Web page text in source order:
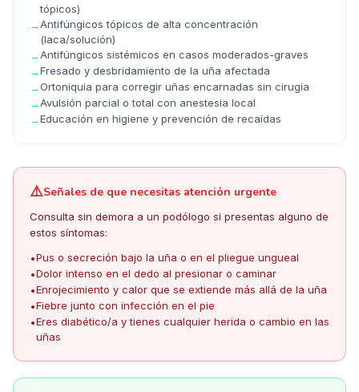
tópicos)
→Antifúngicos tópicos de alta concentración
(laca/solución)
→Antifúngicos sistémicos en casos moderados-graves
→Fresado y desbridamiento de la uña afectada
→Ortoniquia para corregir uñas encarnadas sin cirugía
→Avulsión parcial o total con anestesia local
→Educación en higiene y prevención de recaídas
⚠️Señales de que necesitas atención urgente
Consulta sin demora a un podólogo si presentas alguno de
estos síntomas:
•Pus o secreción bajo la uña o en el pliegue ungueal
•Dolor intenso en el dedo al presionar o caminar
•Enrojecimiento y calor que se extiende más allá de la uña
•Fiebre junto con infección en el pie
•Eres diabético/a y tienes cualquier herida o cambio en las
uñas